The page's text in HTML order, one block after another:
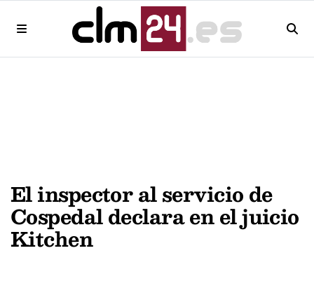
El inspector al servicio de
Cospedal declara en el juicio
Kitchen